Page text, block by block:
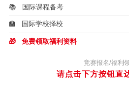
📚 国际课程备考
🏫 国际学校择校
🎁 免费领取福利资料
竞赛报名/福利
请点击下方按钮直